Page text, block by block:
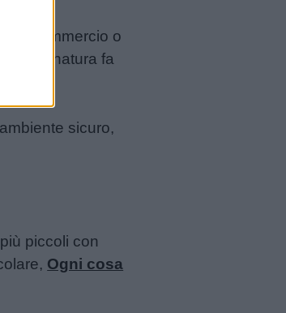
in commercio o
La natura fa
sicuro,
piccoli con
Ogni cosa